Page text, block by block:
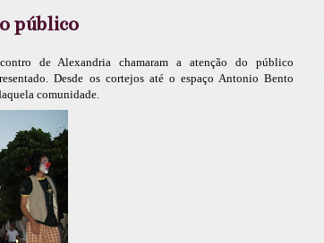
público
de Alexandria chamaram a atenção do público
Desde os cortejos até o espaço Antonio Bento
comunidade.